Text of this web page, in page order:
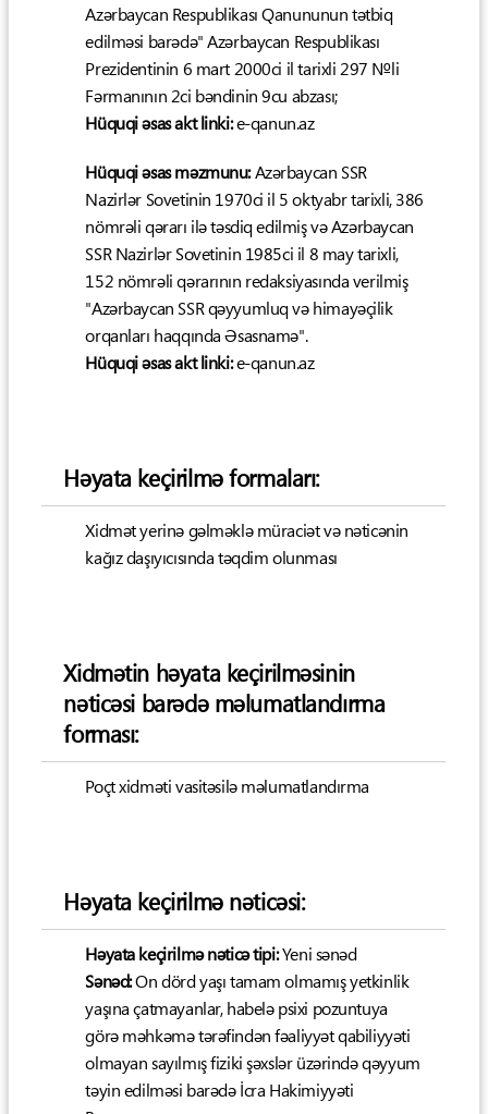
Azərbaycan Respublikası Qanununun tətbiq
edilməsi barədə" Azərbaycan Respublikası
Prezidentinin 6 mart 2000ci il tarixli 297 №li
Fərmanının 2ci bəndinin 9cu abzası;
Hüquqi əsas akt linki:e-qanun.az
Hüquqi əsas məzmunu:Azərbaycan SSR
Nazirlər Sovetinin 1970ci il 5 oktyabr tarixli, 386
nömrəli qərarı ilə təsdiq edilmiş və Azərbaycan
SSR Nazirlər Sovetinin 1985ci il 8 may tarixli,
152 nömrəli qərarının redaksiyasında verilmiş
"Azərbaycan SSR qəyyumluq və himayəçilik
orqanları haqqında Əsasnamə".
Hüquqi əsas akt linki:e-qanun.az
Həyata keçirilmə formaları:
Xidmət yerinə gəlməklə müraciət və nəticənin
kağız daşıyıcısında təqdim olunması
Xidmətin həyata keçirilməsinin
nəticəsi barədə məlumatlandırma
forması:
Poçt xidməti vasitəsilə məlumatlandırma
Həyata keçirilmə nəticəsi:
Həyata keçirilmə nəticə tipi:Yeni sənəd
Sənəd:On dörd yaşı tamam olmamış yetkinlik
yaşına çatmayanlar, habelə psixi pozuntuya
görə məhkəmə tərəfindən fəaliyyət qabiliyyəti
olmayan sayılmış fiziki şəxslər üzərində qəyyum
təyin edilməsi barədə İcra Hakimiyyəti